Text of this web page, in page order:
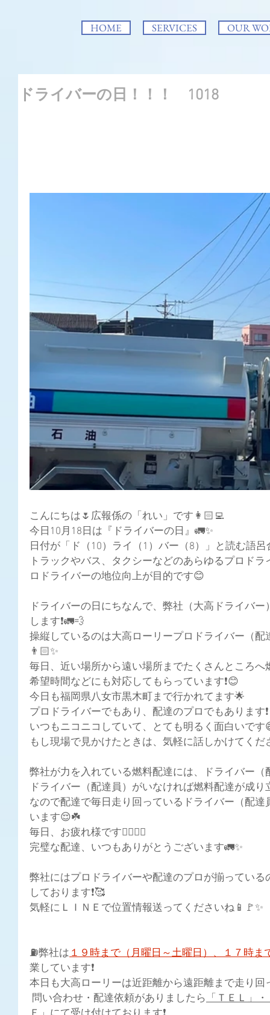
HOME SERVICES OUR
ドライバーの日！！！ 1018
こんにちは🌷広報係の「れい」です👩🏻‍💻
今日10月18日は『ドライバーの日』🚛✨
日付が「ド（10）ライ（1）バー（8）」と読む語
トラックやバス、 タクシーなどのあらゆるプロド
ロドライバーの地位向上が目的です😊
ドライバーの日にちなんで、弊社（大高ドライバ
します❗🚛💨
操縦しているのは大高ローリープロドライバー（
👨🏻✨
毎日、近い場所から遠い場所までたくさんところ
希望時間などにも対応してもらっています❗😊
今日も福岡県八女市黒木町まで行かれてます🌟
プロドライバーでもあり、配達のプロでもあります❗
いつもニコニコしていて、とても明るく面白いです
もし現場で見かけたときは、気軽に話しかけてくだ
弊社が力を入れている燃料配達には、ドライバー（
ドライバー（配達員）がいなければ燃料配達が成り
なので配達で毎日走り回っているドライバー（配
います😌☘️
毎日、お疲れ様です🙇🏻‍♀️✨
完璧な配達、いつもありがとうございます🚛✨
弊社にはプロドライバーや配達のプロが揃ってい
しております❗🥰
気軽にＬＩＮＥで位置情報送ってくださいね📱🚩✨
⛽弊社は１９時まで（月曜日～土曜日）、１７時ま
業しています❗
本日も大高ローリーは近距離から遠距離まで走り回
問い合わせ・配達依頼がありましたら「ＴＥＬ」